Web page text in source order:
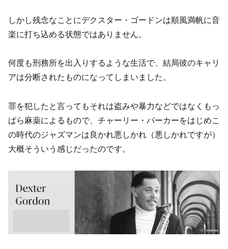
しかし残念なことにデクスター・ゴードンは順風満帆に音
楽に打ち込める状態ではありません。
何度も刑務所を出入りするような生活で、結局彼のキャリ
アは分断されたものになってしまいました。
罪を犯したと言ってもそれは盗みや暴力などではなくもっ
ぱら麻薬によるもので、チャーリー・パーカーをはじめこ
の時代のジャズマンは良かれ悪しかれ（悪しかれですが）
大概そういう感じだったのです。